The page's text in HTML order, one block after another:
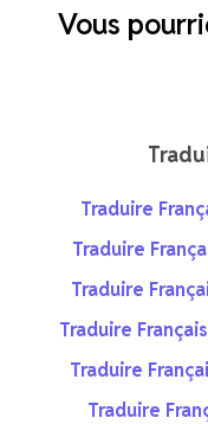
Vous
Traduire
Traduire
Traduire
Traduire
Traduire
Traduire